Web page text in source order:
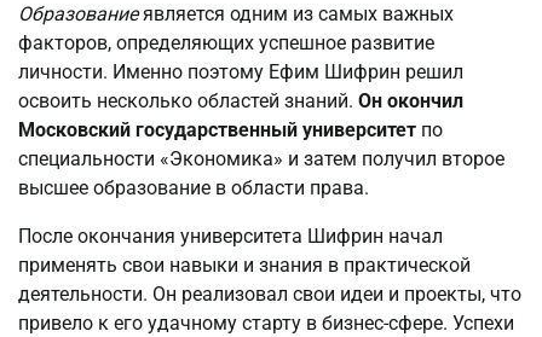
Образованиеявляется одним из самых важных
факторов, определяющих успешное развитие
личности. Именно поэтому Ефим Шифрин решил
освоить несколько областей знаний. Он окончил
Московский государственный университет по
специальности «Экономика» и затем получил второе
высшее образование в области права.
После окончания университета Шифрин начал
применять свои навыки и знания в практической
деятельности. Он реализовал свои идеи и проекты, что
привело к его удачному старту в бизнес-сфере. Успехи